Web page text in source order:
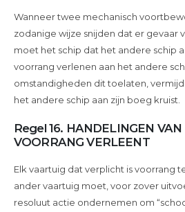
Wanneer twee mechanisch
zodanige wijze snijden dat er gevaar
moet het schip dat het andere schip
voorrang verlenen aan het andere
omstandigheden dit toelaten,
het andere schip aan zijn boeg kruist.
Regel 16. HANDELINGEN
VOORRANG VERLEENT
Elk vaartuig dat verplicht is voorrang
ander vaartuig moet, voor zover
resoluut actie ondernemen om